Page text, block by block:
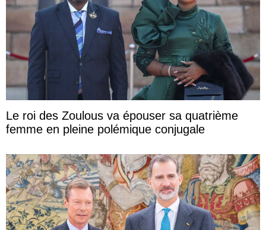
Le roi des Zoulous va épouser sa quatrième
femme en pleine polémique conjugale